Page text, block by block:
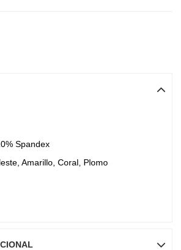
Spandex
Amarillo, Coral, Plomo